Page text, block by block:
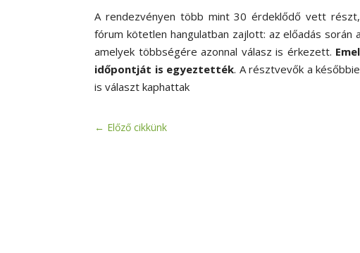
A rendezvényen több mint 30 érdeklődő vett
fórum kötetlen hangulatban zajlott: az előadás
amelyek többségére azonnal válasz is érkezett.
időpontját is egyeztették. A résztvevők a
is választ kaphattak
← Előző cikkünk